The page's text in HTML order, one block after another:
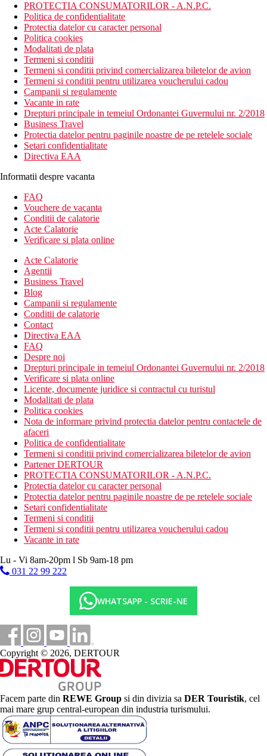
PROTECTIA CONSUMATORILOR - A.N.P.C.
Politica de confidentialitate
Protectia datelor cu caracter personal
Politica cookies
Modalitati de plata
Termeni si conditii
Termeni si conditii privind comercializarea biletelor de avion
Termeni si conditii pentru utilizarea voucherului cadou
Campanii si regulamente
Vacante in rate
Drepturi principale in temeiul Ordonantei Guvernului nr. 2/2018
Business Travel
Protectia datelor pentru paginile noastre de pe retelele sociale
Setari confidentialitate
Directiva EAA
Informatii despre vacanta
FAQ
Vouchere de vacanta
Conditii de calatorie
Acte Calatorie
Verificare si plata online
Acte Calatorie
Agentii
Business Travel
Blog
Campanii si regulamente
Conditii de calatorie
Contact
Directiva EAA
FAQ
Despre noi
Drepturi principale in temeiul Ordonantei Guvernului nr. 2/2018
Verificare si plata online
Licente, documente juridice si contractul cu turistul
Modalitati de plata
Politica cookies
Nota de informare privind protectia datelor pentru contactele de
afaceri
Politica de confidentialitate
Termeni si conditii privind comercializarea biletelor de avion
Partener DERTOUR
PROTECTIA CONSUMATORILOR - A.N.P.C.
Protectia datelor cu caracter personal
Protectia datelor pentru paginile noastre de pe retelele sociale
Setari confidentialitate
Termeni si conditii
Termeni si conditii pentru utilizarea voucherului cadou
Vacante in rate
Lu - Vi 8am-20pm l Sb 9am-18 pm
031 22 99 222
WHATSAPP - SCRIE-NE
Copyright © 2026, DERTOUR
Facem parte din REWE Group si din divizia sa DER Touristik, cel
mai mare grup central-european din industria turismului.